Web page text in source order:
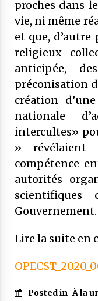
voile… » Le
de27
27
pas
de
21
proches dans
vie, ni même
et que,
religieux
anticipée,
préconisation
création
nationale
intercultes»
» révélaient
compétence
autorités
scientifiques
Gouvernement.
Lire la suite en
Posted in À la